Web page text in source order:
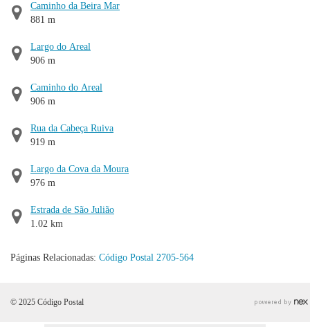
Caminho da Beira Mar
881 m
Largo do Areal
906 m
Caminho do Areal
906 m
Rua da Cabeça Ruiva
919 m
Largo da Cova da Moura
976 m
Estrada de São Julião
1.02 km
Páginas Relacionadas: Código Postal 2705-564
© 2025 Código Postal